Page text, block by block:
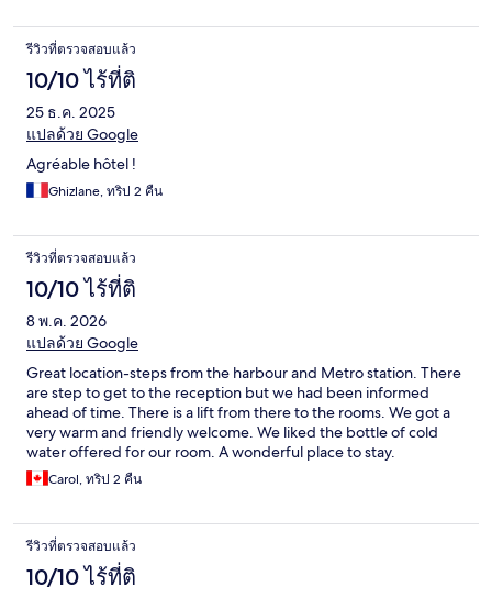
รีวิวที่ตรวจสอบแล้ว
10/10 ไร้ที่ติ
25 ธ.ค. 2025
แปลด้วย Google
Agréable hôtel !
Ghizlane, ทริป 2 คืน
รีวิวที่ตรวจสอบแล้ว
10/10 ไร้ที่ติ
8 พ.ค. 2026
แปลด้วย Google
Great location-steps from the harbour and Metro station. There
are step to get to the reception but we had been informed
ahead of time. There is a lift from there to the rooms. We got a
very warm and friendly welcome. We liked the bottle of cold
water offered for our room. A wonderful place to stay.
Carol, ทริป 2 คืน
รีวิวที่ตรวจสอบแล้ว
10/10 ไร้ที่ติ